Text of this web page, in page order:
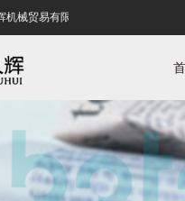
机械贸易有限公司！为您提供销售、